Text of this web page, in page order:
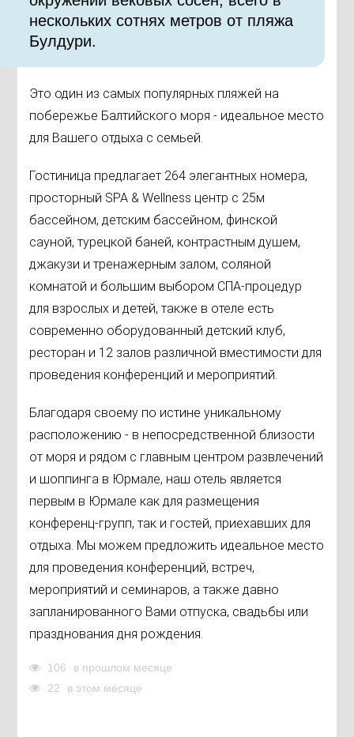
нескольких сотнях метров от пляжа
Булдури.
Это один из самых популярных пляжей на
побережье Балтийского моря - идеальное место
для Вашего отдыха с семьей.
Гостиница предлагает 264 элегантных номера,
просторный SPA & Wellness центр с 25м
бассейном, детским бассейном, финской
сауной, турецкой баней, контрастным душем,
джакузи и тренажерным залом, соляной
комнатой и большим выбором СПА-процедур
для взрослых и детей, также в отеле есть
современно оборудованный детский клуб,
ресторан и 12 залов различной вместимости для
проведения конференций и мероприятий.
Благодаря своему по истине уникальному
расположению - в непосредственной близости
от моря и рядом с главным центром развлечений
и шоппинга в Юрмале, наш отель является
первым в Юрмале как для размещения
конференц-групп, так и гостей, приехавших для
отдыха. Мы можем предложить идеальное место
для проведения конференций, встреч,
мероприятий и семинаров, а также давно
запланированного Вами отпуска, свадьбы или
празднования дня рождения.
106
в прошлом месяце
22
в этом месяце